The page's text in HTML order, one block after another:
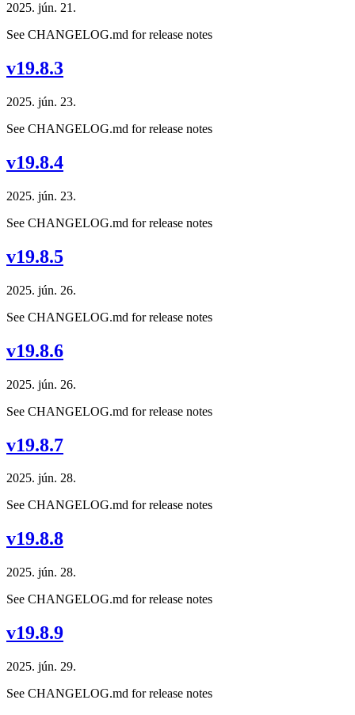
2025. jún. 21.
See CHANGELOG.md for release notes
v19.8.3
2025. jún. 23.
See CHANGELOG.md for release notes
v19.8.4
2025. jún. 23.
See CHANGELOG.md for release notes
v19.8.5
2025. jún. 26.
See CHANGELOG.md for release notes
v19.8.6
2025. jún. 26.
See CHANGELOG.md for release notes
v19.8.7
2025. jún. 28.
See CHANGELOG.md for release notes
v19.8.8
2025. jún. 28.
See CHANGELOG.md for release notes
v19.8.9
2025. jún. 29.
See CHANGELOG.md for release notes